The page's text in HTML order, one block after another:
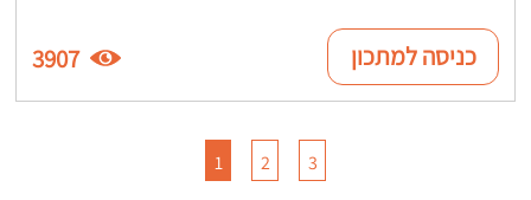
כניסה למתכון 3907
1 2 3